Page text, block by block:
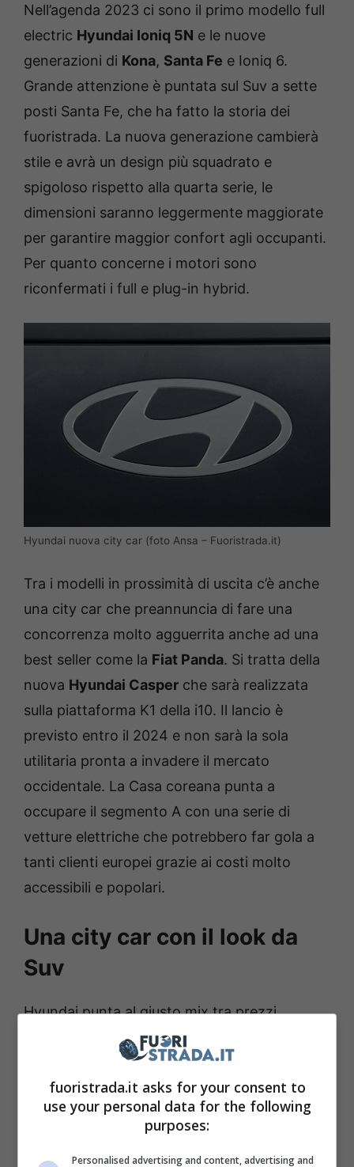
Nell’agenda 2023 ci sono il primo modello full
electric Hyundai Ioniq 5N e le nuove
generazioni di Kona, Santa Fe e Ioniq 6.
Grande attenzione è puntata sul Suv a sette
posti Santa Fe, che ha fatto la storia dei
fuoristrada. La nuova generazione cambierà
stile e avrà un design più squadrato e
spigoloso rispetto alla quarta serie, le
dimensioni saranno leggermente maggiorate
per garantire maggior confort agli occupanti.
Per quanto concerne i motori sono
riconfermati i full e plug-in hybrid.
Hyundai nuova city car (foto Ansa – Fuoristrada.it)
Tra i modelli in prossimità di uscita c’è anche
una city car che preannuncia di fare una
concorrenza molto agguerrita anche ad una
best seller come la Fiat Panda. Si tratta della
nuova Hyundai Casper che sarà realizzata
sulla piattaforma K1 della i10. Il lancio è
previsto entro il 2024 e non sarà la sola
utilitaria pronta a invadere il mercato
occidentale. La Casa coreana punta a
occupare il segmento A con una serie di
vetture elettriche che potrebbero far gola a
tanti clienti europei grazie ai costi molto
accessibili e popolari.
Una city car con il look da
Suv
Hyundai punta al giusto mix tra prezzi
contenuti e innovazione tecnologica. Un
connubio inscindibile per fare concorrenza ad
altri veicoli in prossimità di uscita, come quelli
del marchio Volkswagen, che sta realizzando
una serie di mini EV a prezzi bassi che
esordiranno nel 2025. La nuova Hyundai
fuoristrada.it asks for your consent to
use your personal data for the following
purposes:
Personalised advertising and content, advertising and